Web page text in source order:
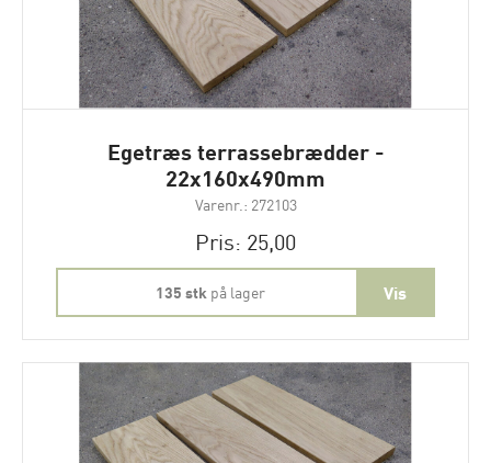
Egetræs terrassebrædder -
22x160x490mm
Varenr.: 272103
Pris: 25,00
135 stk på lager